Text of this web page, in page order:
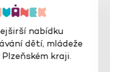
nabídku
dětí, mládeže
kraji.